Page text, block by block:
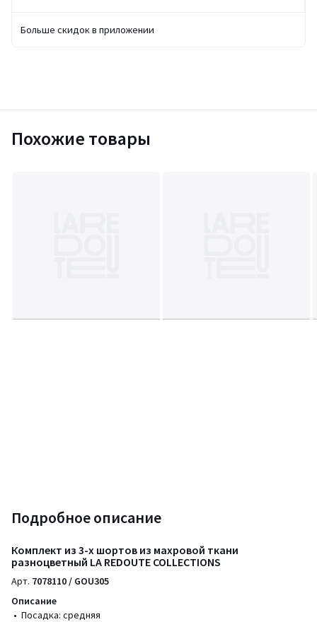
Больше скидок в приложении
Похожие товары
Подробное описание
Комплект из 3-х шортов из махровой ткани
разноцветный LA REDOUTE COLLECTIONS
Арт. 7078110 / GOU305
Описание
• Посадка: средняя